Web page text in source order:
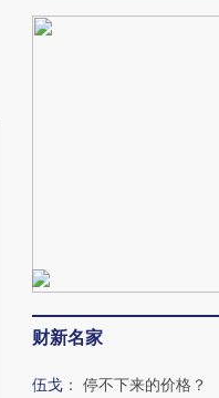
财新名家
伍戈 ： 停不下来的价格？